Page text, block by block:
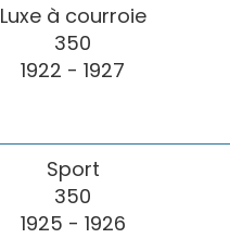
Luxe à courroie
350
1922 - 1927
Sport
350
1925 - 1926